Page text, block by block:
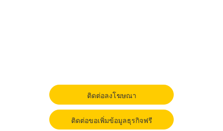
ติดต่อลงโฆษณา
ติดต่อขอเพิ่มข้อมูลธุรกิจฟรี